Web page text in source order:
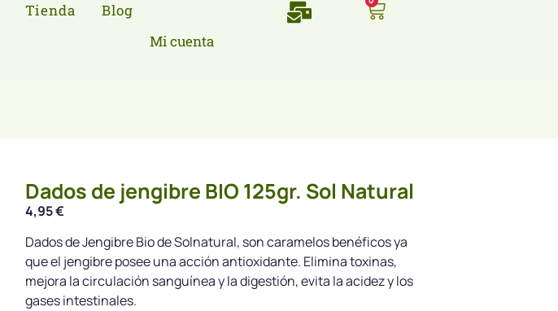
Tienda
Blog
Mi cuenta
Dados de jengibre BIO 125gr. Sol Natural
4,95€
Dados de Jengibre Bio de Solnatural, son caramelos benéficos ya
que el jengibre posee una acción antioxidante. Elimina toxinas,
mejora la circulación sanguínea y la digestión, evita la acidez y los
gases intestinales.